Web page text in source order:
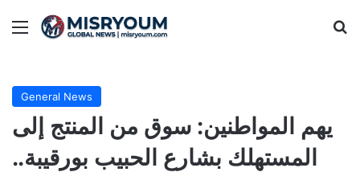
Menu
General News
يهم المواطنين: سوق من المنتج إلى
المستهلك بشارع الحبيب بورقيبة..